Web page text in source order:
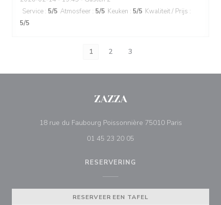
Service : 5/5 Atmosfeer : 5/5 Keuken : 5/5 Kwaliteit / Prijs :
5/5
1 2 3
ZAZZA
18 rue du Faubourg Poissonnière 75010 Paris((opent in
01 45 23 20 05
RESERVERING
RESERVEER EEN TAFEL